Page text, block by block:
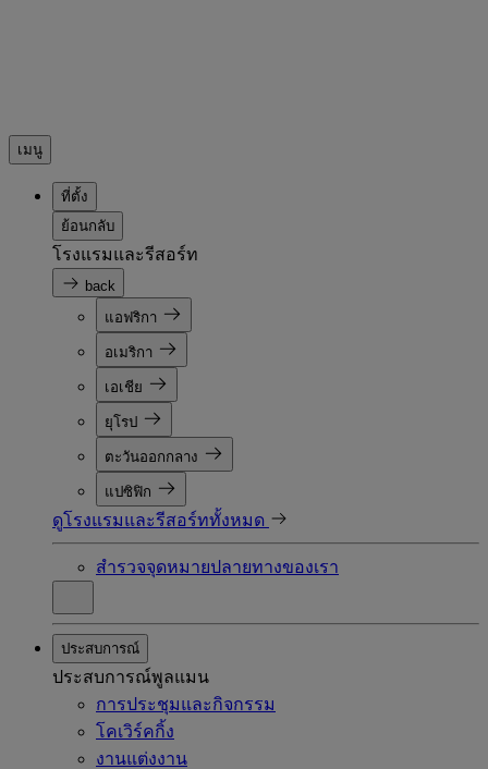
เมนู
ที่ตั้ง
ย้อนกลับ
โรงแรมและรีสอร์ท
back
แอฟริกา
อเมริกา
เอเชีย
ยุโรป
ตะวันออกกลาง
แปซิฟิก
ดูโรงแรมและรีสอร์ททั้งหมด
สำรวจจุดหมายปลายทางของเรา
ประสบการณ์
ประสบการณ์พูลแมน
การประชุมและกิจกรรม
โคเวิร์คกิ้ง
งานแต่งงาน